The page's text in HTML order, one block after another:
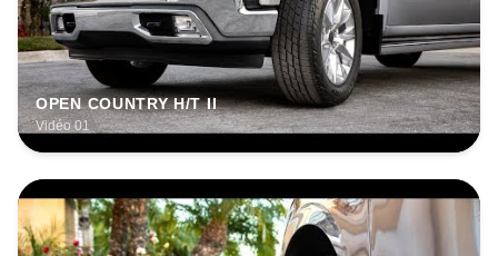
OPEN COUNTRY H/T II
Vidéo 01